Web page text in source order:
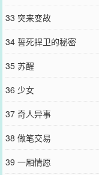
33 突来变故
34 誓死捍卫的秘密
35 苏醒
36 少女
37 奇人异事
38 做笔交易
39 一厢情愿